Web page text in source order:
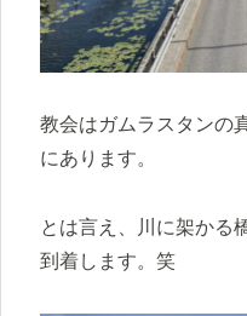
教会はガムラスタンの
にあります。
とは言え、川に架かる
到着します。笑